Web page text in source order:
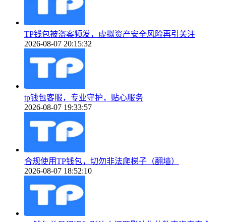
TP钱包被盗案频发，虚拟资产安全风险再引关注
2026-08-07 20:15:32
tp钱包客服，专业守护，贴心服务
2026-08-07 19:33:57
合规使用TP钱包，切勿非法爬梯子（翻墙）
2026-08-07 18:52:10